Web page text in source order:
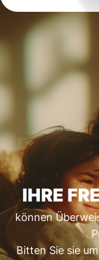
IHRE
können
Bitten Sie sie